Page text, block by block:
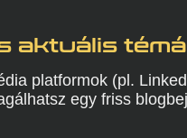
aktuális
platformok (pl.
egy friss